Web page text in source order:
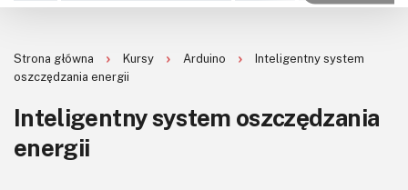
Projekty
Kursy
Strona główna Kursy Arduino
Inteligentny system
oszczędzania energii
Inteligentny system oszczędzania
energii